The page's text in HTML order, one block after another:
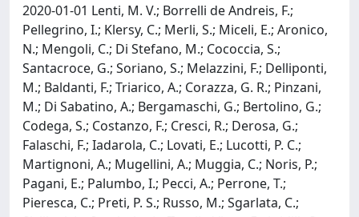
2020-01-01 Lenti, M. V.; Borrelli de Andreis, F.;
Pellegrino, I.; Klersy, C.; Merli, S.; Miceli, E.; Aronico,
N.; Mengoli, C.; Di Stefano, M.; Cococcia, S.;
Santacroce, G.; Soriano, S.; Melazzini, F.; Delliponti,
M.; Baldanti, F.; Triarico, A.; Corazza, G. R.; Pinzani,
M.; Di Sabatino, A.; Bergamaschi, G.; Bertolino, G.;
Codega, S.; Costanzo, F.; Cresci, R.; Derosa, G.;
Falaschi, F.; Iadarola, C.; Lovati, E.; Lucotti, P. C.;
Martignoni, A.; Mugellini, A.; Muggia, C.; Noris, P.;
Pagani, E.; Palumbo, I.; Pecci, A.; Perrone, T.;
Pieresca, C.; Preti, P. S.; Russo, M.; Sgarlata, C.;